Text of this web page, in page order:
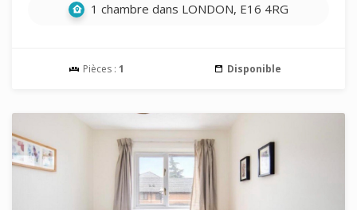
1 chambre dans LONDON, E16 4RG
Pièces : 1 Disponible